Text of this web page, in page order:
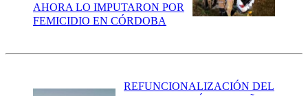
AHORA LO IMPUTARON POR
FEMICIDIO EN CÓRDOBA
REFUNCIONALIZACIÓN DEL